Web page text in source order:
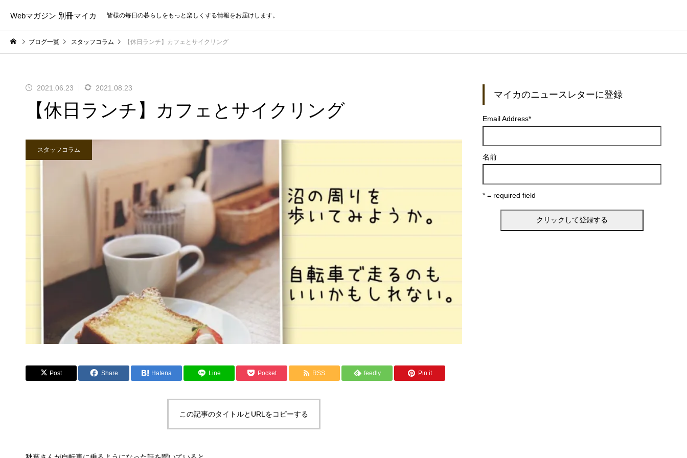
Webマガジン 別冊マイカ 皆様の毎日の暮らしをもっと楽しくする情報をお届けします。
ブログ一覧 スタッフコラム 【休日ランチ】カフェとサイクリング
2021.06.23 2021.08.23
【休日ランチ】カフェとサイクリング
スタッフコラム
Post Share Hatena Line Pocket RSS feedly Pin it
この記事のタイトルとURLをコピーする
マイカのニュースレターに登録
Email Address*
名前
* = required field